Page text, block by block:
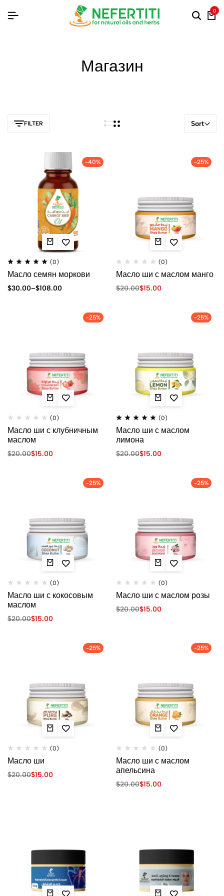
0
Магазин
FILTER Sort
-40%
(0)
Масло семян моркови
$30.00–$108.00
-25%
(0)
Масло ши с маслом манго
$20.00$15.00
-25%
(0)
Масло ши с клубничным
маслом
$20.00$15.00
-25%
(0)
Масло ши с маслом
лимона
$20.00$15.00
-25%
(0)
Масло ши с кокосовым
маслом
$20.00$15.00
-25%
(0)
Масло ши с маслом розы
$20.00$15.00
-25%
(0)
Масло ши
$20.00$15.00
-25%
(0)
Масло ши с маслом
апельсина
$20.00$15.00